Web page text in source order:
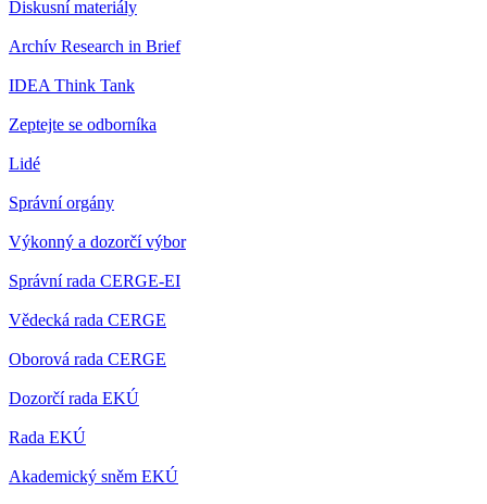
Diskusní materiály
Archív Research in Brief
IDEA Think Tank
Zeptejte se odborníka
Lidé
Správní orgány
Výkonný a dozorčí výbor
Správní rada CERGE-EI
Vědecká rada CERGE
Oborová rada CERGE
Dozorčí rada EKÚ
Rada EKÚ
Akademický sněm EKÚ